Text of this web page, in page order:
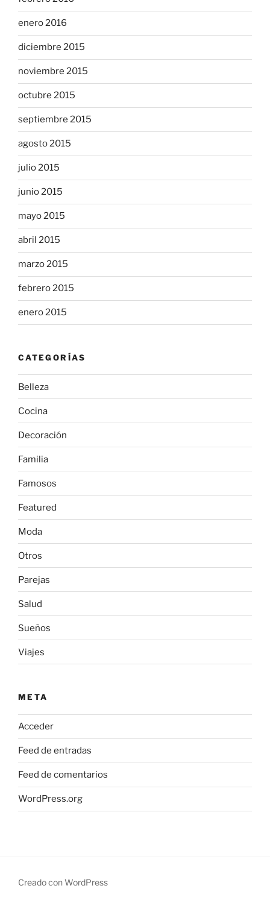
enero 2016
diciembre 2015
noviembre 2015
octubre 2015
septiembre 2015
agosto 2015
julio 2015
junio 2015
mayo 2015
abril 2015
marzo 2015
febrero 2015
enero 2015
CATEGORÍAS
Belleza
Cocina
Decoración
Familia
Famosos
Featured
Moda
Otros
Parejas
Salud
Sueños
Viajes
META
Acceder
Feed de entradas
Feed de comentarios
WordPress.org
Creado con WordPress